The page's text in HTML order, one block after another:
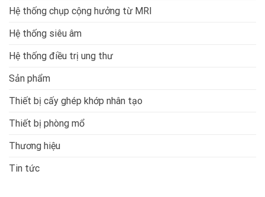
Hệ thống chụp cộng hưởng từ MRI
Hệ thống siêu âm
Hệ thống điều trị ung thư
Sản phẩm
Thiết bị cấy ghép khớp nhân tạo
Thiết bị phòng mổ
Thương hiệu
Tin tức